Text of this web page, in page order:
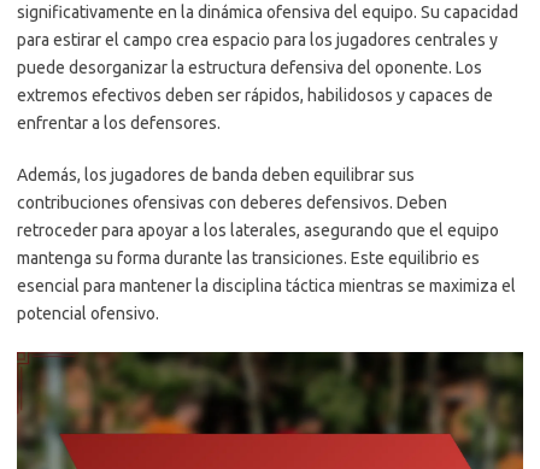
significativamente en la dinámica ofensiva del equipo. Su capacidad
para estirar el campo crea espacio para los jugadores centrales y
puede desorganizar la estructura defensiva del oponente. Los
extremos efectivos deben ser rápidos, habilidosos y capaces de
enfrentar a los defensores.
Además, los jugadores de banda deben equilibrar sus
contribuciones ofensivas con deberes defensivos. Deben
retroceder para apoyar a los laterales, asegurando que el equipo
mantenga su forma durante las transiciones. Este equilibrio es
esencial para mantener la disciplina táctica mientras se maximiza el
potencial ofensivo.